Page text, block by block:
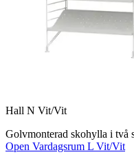
Hall N Vit/Vit
Golvmonterad skohylla i två
Open Vardagsrum L Vit/Vit